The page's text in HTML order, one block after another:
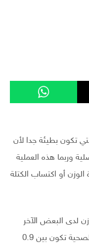
تكون بطيئة جدا لأن
وربما هذه العملية
أو اكتساب الكتلة
لدى البعض الآخر
فنجد أن تراوح زيادة الوزن الطبيعية والصحية تكون بين 0.9